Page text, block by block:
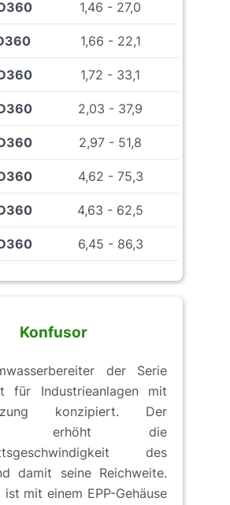
1,46 - 27,0
1,66 - 22,1
1,72 - 33,1
2,03 - 37,9
2,97 - 51,8
4,62 - 75,3
4,63 - 62,5
6,45 - 86,3
Konfusor
der Serie
für Industrieanlagen mit
konzipiert. Der
erhöht die
des
damit seine Reichweite.
ist mit einem EPP-Gehäuse